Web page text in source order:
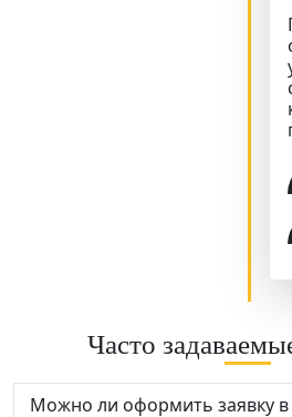
Часто
Можно ли оформить заявку в